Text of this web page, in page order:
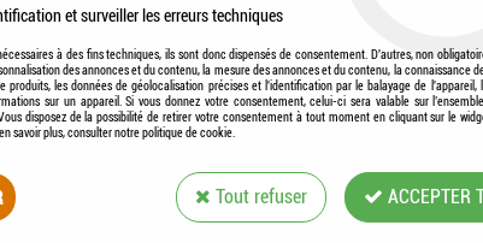
/ BOÎTES D'APPÂTAGES SÉCURISÉS
RATS SOURIS SÉCURISÉS
et surveiller les erreurs techniques
à des fins techniques, ils sont donc dispensés de consentement. D'autres, non
des annonces et du contenu, la mesure des annonces et du contenu, la connaissance
produits, les données de géolocalisation précises et l'identification par le balayage de l'appareil,
sur un appareil. Si vous donnez votre consentement, celui-ci sera valable sur
disposez de la possibilité de retirer votre consentement à tout moment en cliquant sur le
savoir plus, consulter notre politique de cookie.
Tout refuser ACCEPTER